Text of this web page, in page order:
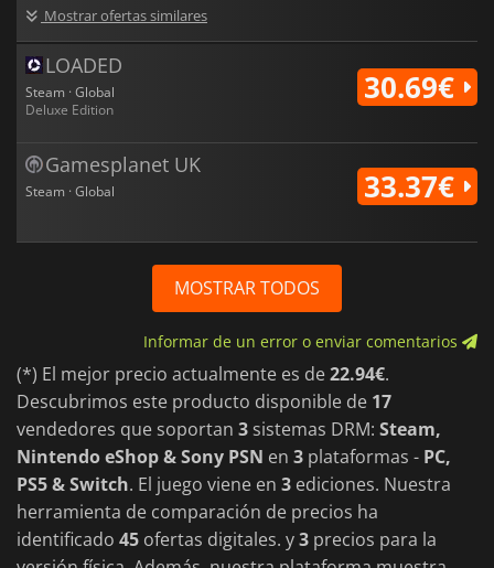
Mostrar ofertas similares
LOADED
Steam · Global
Deluxe Edition
30.69€
Gamesplanet UK
Steam · Global 33.37€
MOSTRAR TODOS
Informar de un error o enviar comentarios
(*) El mejor precio actualmente es de22.94€.
Descubrimos este producto disponible de 17
vendedores que soportan 3 sistemas DRM: Steam,
Nintendo eShop & Sony PSN en 3 plataformas - PC,
PS5 & Switch. El juego viene en 3 ediciones. Nuestra
herramienta de comparación de precios ha
identificado 45 ofertas digitales. y3 precios para la